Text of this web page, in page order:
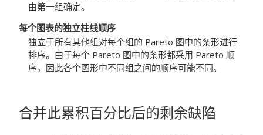
由第一组确定。
每个图表的独立柱线顺序
独立于所有其他组对每个组的 Pareto 图中的条形进行
排序。由于每个 Pareto 图中的条形都采用 Pareto 顺
序，因此各个图形中不同组之间的顺序可能不同。
合并此累积百分比后的剩余缺陷